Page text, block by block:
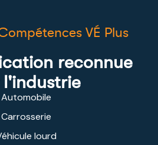
VÉ Plus
reconnue
Automobile
Carrosserie
lourd